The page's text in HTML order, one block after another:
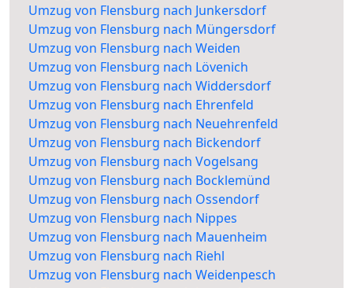
Umzug von Flensburg nach Junkersdorf
Umzug von Flensburg nach Müngersdorf
Umzug von Flensburg nach Weiden
Umzug von Flensburg nach Lövenich
Umzug von Flensburg nach Widdersdorf
Umzug von Flensburg nach Ehrenfeld
Umzug von Flensburg nach Neuehrenfeld
Umzug von Flensburg nach Bickendorf
Umzug von Flensburg nach Vogelsang
Umzug von Flensburg nach Bocklemünd
Umzug von Flensburg nach Ossendorf
Umzug von Flensburg nach Nippes
Umzug von Flensburg nach Mauenheim
Umzug von Flensburg nach Riehl
Umzug von Flensburg nach Weidenpesch